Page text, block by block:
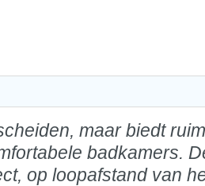
maar biedt
badkamers.
op loopafstand van